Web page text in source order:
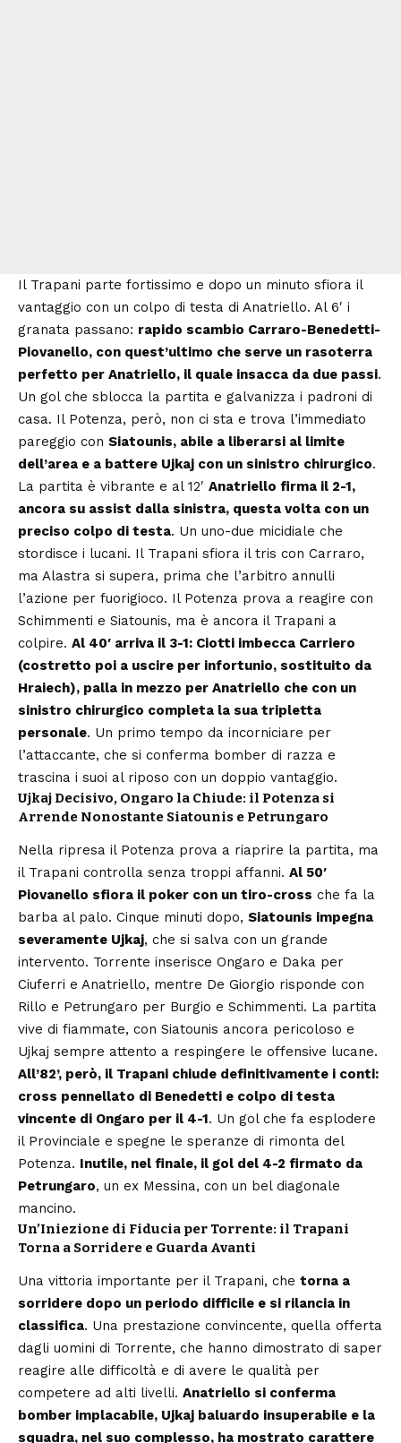
Il Trapani parte fortissimo e dopo un minuto sfiora il
vantaggio con un colpo di testa di Anatriello. Al 6′ i
granata passano: rapido scambio Carraro-Benedetti-
Piovanello, con quest’ultimo che serve un rasoterra
perfetto per Anatriello, il quale insacca da due passi.
Un gol che sblocca la partita e galvanizza i padroni di
casa. Il Potenza, però, non ci sta e trova l’immediato
pareggio con Siatounis, abile a liberarsi al limite
dell’area e a battere Ujkaj con un sinistro chirurgico.
La partita è vibrante e al 12′ Anatriello firma il 2-1,
ancora su assist dalla sinistra, questa volta con un
preciso colpo di testa. Un uno-due micidiale che
stordisce i lucani. Il Trapani sfiora il tris con Carraro,
ma Alastra si supera, prima che l’arbitro annulli
l’azione per fuorigioco. Il Potenza prova a reagire con
Schimmenti e Siatounis, ma è ancora il Trapani a
colpire. Al 40′ arriva il 3-1: Ciotti imbecca Carriero
(costretto poi a uscire per infortunio, sostituito da
Hraiech), palla in mezzo per Anatriello che con un
sinistro chirurgico completa la sua tripletta
personale. Un primo tempo da incorniciare per
l’attaccante, che si conferma bomber di razza e
trascina i suoi al riposo con un doppio vantaggio.
Ujkaj Decisivo, Ongaro la Chiude: il Potenza si
Arrende Nonostante Siatounis e Petrungaro
Nella ripresa il Potenza prova a riaprire la partita, ma
il Trapani controlla senza troppi affanni. Al 50′
Piovanello sfiora il poker con un tiro-cross che fa la
barba al palo. Cinque minuti dopo, Siatounis impegna
severamente Ujkaj, che si salva con un grande
intervento. Torrente inserisce Ongaro e Daka per
Ciuferri e Anatriello, mentre De Giorgio risponde con
Rillo e Petrungaro per Burgio e Schimmenti. La partita
vive di fiammate, con Siatounis ancora pericoloso e
Ujkaj sempre attento a respingere le offensive lucane.
All’82’, però, il Trapani chiude definitivamente i conti:
cross pennellato di Benedetti e colpo di testa
vincente di Ongaro per il 4-1. Un gol che fa esplodere
il Provinciale e spegne le speranze di rimonta del
Potenza. Inutile, nel finale, il gol del 4-2 firmato da
Petrungaro, un ex Messina, con un bel diagonale
mancino.
Un’Iniezione di Fiducia per Torrente: il Trapani
Torna a Sorridere e Guarda Avanti
Una vittoria importante per il Trapani, che torna a
sorridere dopo un periodo difficile e si rilancia in
classifica. Una prestazione convincente, quella offerta
dagli uomini di Torrente, che hanno dimostrato di saper
reagire alle difficoltà e di avere le qualità per
competere ad alti livelli. Anatriello si conferma
bomber implacabile, Ujkaj baluardo insuperabile e la
squadra, nel suo complesso, ha mostrato carattere